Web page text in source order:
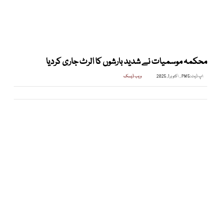
محکمہ موسمیات نے شدید بارشوں کا الرٹ جاری کردیا
اپ ڈیٹ:5 PM , اکتوبر 1, 2025 ویب ڈیسک